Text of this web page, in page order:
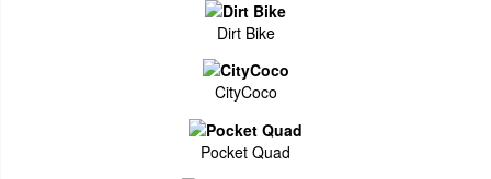
Dirt Bike
CityCoco
Pocket Quad